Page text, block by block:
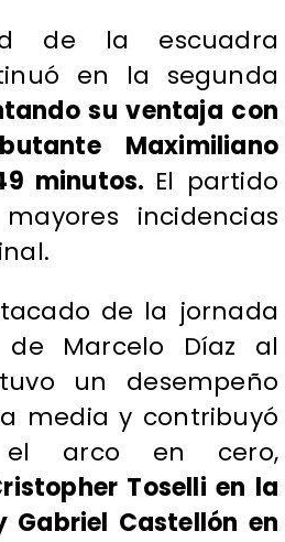
de la escuadra
en la segunda
su ventaja con
Maximiliano
minutos. El partido
incidencias
de la jornada
Marcelo Díaz al
un desempeño
media y contribuyó
arco en cero,
Toselli en la
Castellón en